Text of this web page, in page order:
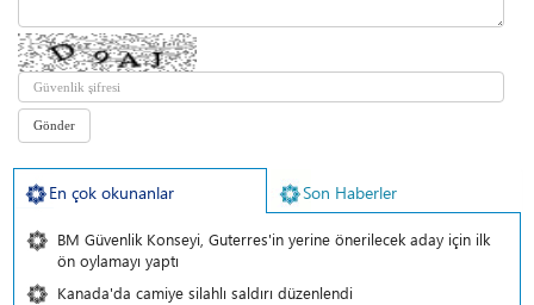
En çok okunanlar Son Haberler
BM Güvenlik Konseyi, Guterres'in yerine önerilecek aday için ilk
ön oylamayı yaptı
Kanada'da camiye silahlı saldırı düzenlendi